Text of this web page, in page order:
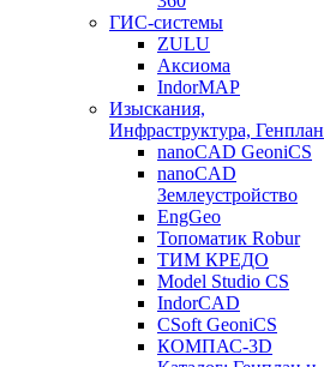
ГИС-системы
ZULU
Аксиома
IndorMAP
Изыскания,
Инфраструктура, Генплан
nanoCAD GeoniCS
nanoCAD
Землеустройство
EngGeo
Топоматик Robur
ТИМ КРЕДО
Model Studio CS
IndorCAD
CSoft GeoniCS
КОМПАС-3D